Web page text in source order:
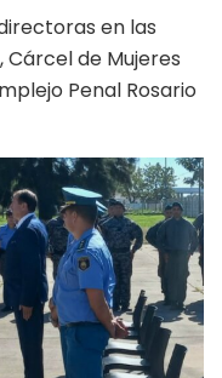
en las
Cárcel de Mujeres
Penal Rosario